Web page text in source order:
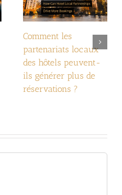
Comment les
partenariats locaux
des hôtels peuvent-
ils générer plus de
réservations ?